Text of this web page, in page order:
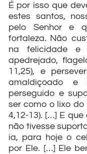
É por isso que
estes santos,
pelo Senhor e
fortaleza. Não
na felicidade
apedrejado,
11,25), e
amaldiçoado e
perseguido e
ser como o lixo do
4,12-13). […] E
não tivesse
ia, para hoje o
por Ele. […] Ele